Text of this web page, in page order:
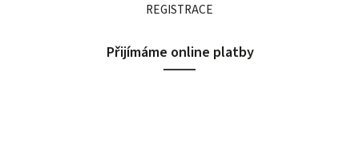
REGISTRACE
Přijímáme online platby